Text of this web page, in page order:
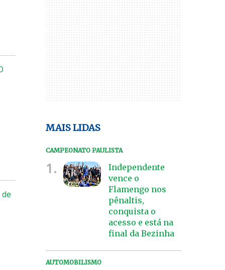
MAIS LIDAS
CAMPEONATO PAULISTA
1.
Independente
vence o
Flamengo nos
pênaltis,
conquista o
acesso e está na
final da Bezinha
AUTOMOBILISMO